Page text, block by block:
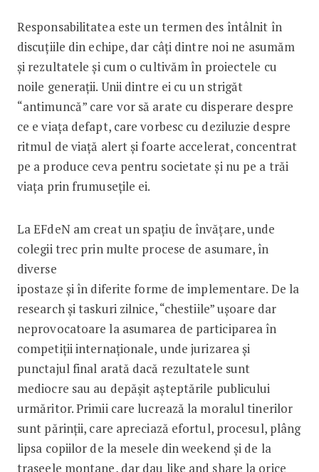
Responsabilitatea este un termen des întâlnit în
discuțiile din echipe, dar câți dintre noi ne asumăm
și rezultatele și cum o cultivăm în proiectele cu
noile generații. Unii dintre ei cu un strigăt
“antimuncă” care vor să arate cu disperare despre
ce e viața defapt, care vorbesc cu deziluzie despre
ritmul de viață alert și foarte accelerat, concentrat
pe a produce ceva pentru societate și nu pe a trăi
viața prin frumusețile ei.
La EFdeN am creat un spațiu de învățare, unde
colegii trec prin multe procese de asumare, în
diverse
ipostaze și în diferite forme de implementare. De la
research și taskuri zilnice, “chestiile” ușoare dar
neprovocatoare la asumarea de participarea în
competiții internaționale, unde jurizarea și
punctajul final arată dacă rezultatele sunt
mediocre sau au depășit așteptările publicului
urmăritor. Primii care lucrează la moralul tine­rilor
sunt părinții, care apreciază efortul, procesul, plâng
lipsa copiilor de la mesele din weekend și de la
traseele montane, dar dau like and share la orice